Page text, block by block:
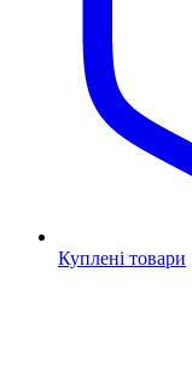
Куплені товари